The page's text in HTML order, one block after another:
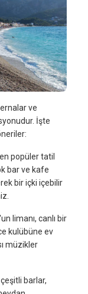
ve
İşte
popüler tatil
bar ve kafe
bir içki içebilir
limanı, canlı bir
kulübüne ev
müzikler
barlar,